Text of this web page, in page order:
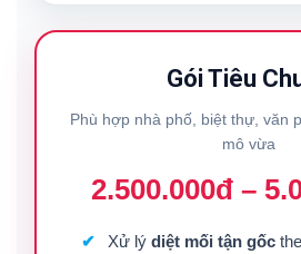
Gói Tiêu
Phù hợp nhà phố, biệt thự, văn
mô vừa
2.500.000đ –
Xử lý diệt mối tận gốc